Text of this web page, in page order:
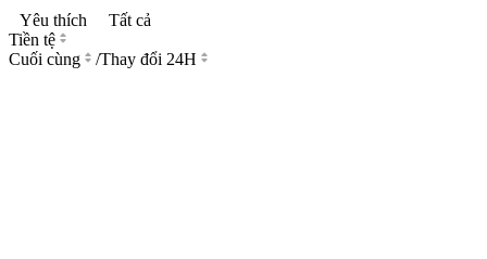
Yêu thích
Tất cả
Tiền tệ
Cuối cùng
/Thay đổi 24H